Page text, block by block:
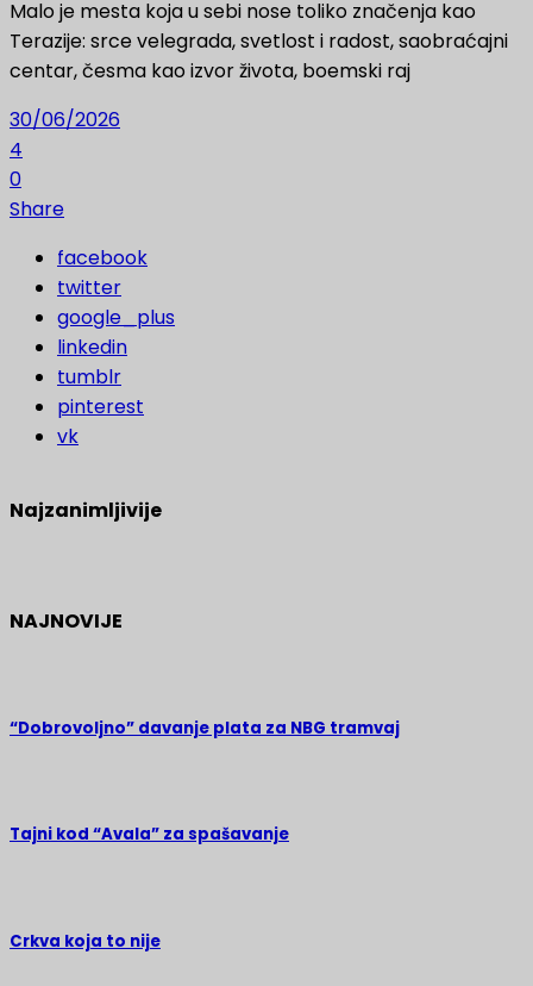
Malo je mesta koja u sebi nose toliko značenja kao
Terazije: srce velegrada, svetlost i radost, saobraćajni
centar, česma kao izvor života, boemski raj
30/06/2026
4
0
Share
facebook
twitter
google_plus
linkedin
tumblr
pinterest
vk
Najzanimljivije
NAJNOVIJE
“Dobrovoljno” davanje plata za NBG tramvaj
Tajni kod “Avala” za spašavanje
Crkva koja to nije